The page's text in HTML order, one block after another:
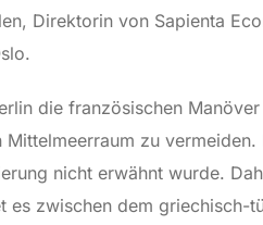
Direktorin von Sapienta
die französischen
zu
nicht erwähnt wurde.
es zwischen dem